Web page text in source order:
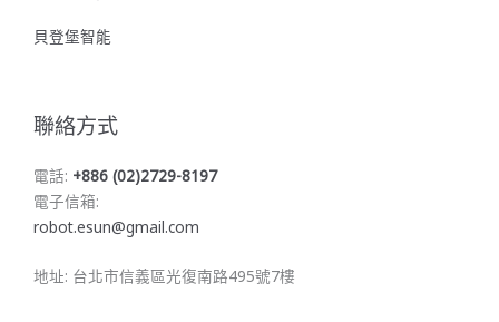
貝登堡智能
聯絡方式
電話: +886 (02)2729-8197
電子信箱:
robot.esun@gmail.com
地址: 台北市信義區光復南路495號7樓